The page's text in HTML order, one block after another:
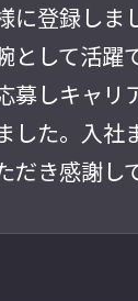
に登録しま
として活躍
募しキャリ
した。入社
だき感謝し